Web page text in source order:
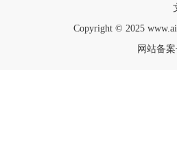
Copyright © 2025
网站备